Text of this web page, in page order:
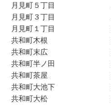
月見町５丁目
月見町３丁目
月見町１丁目
共和町木根
共和町末広
共和町半ノ田
共和町茶屋
共和町大池下
共和町大松